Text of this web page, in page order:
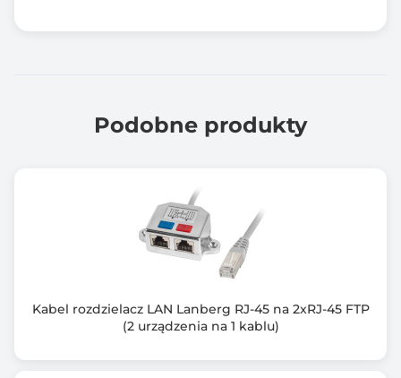
Podobne produkty
Kabel rozdzielacz LAN Lanberg RJ-45 na 2xRJ-45 FTP
(2 urządzenia na 1 kablu)